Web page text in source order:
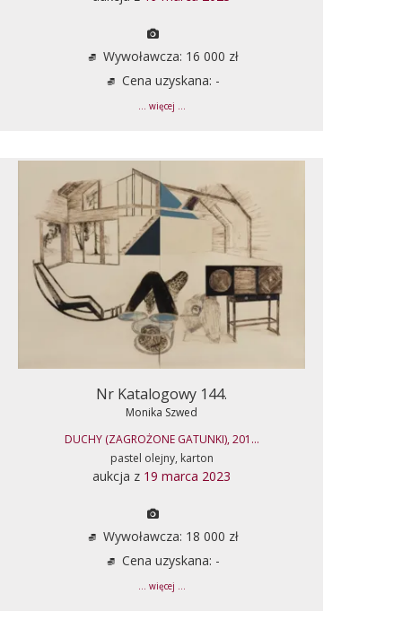
Wywoławcza: 16 000 zł
Cena uzyskana: -
... więcej ...
Nr Katalogowy 144.
Monika Szwed
DUCHY (ZAGROŻONE GATUNKI), 201...
pastel olejny, karton
aukcja z 19 marca 2023
Wywoławcza: 18 000 zł
Cena uzyskana: -
... więcej ...